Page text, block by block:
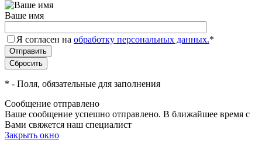
Ваше имя
Я согласен на обработку персональных данных.*
* - Поля, обязательные для заполнения
Сообщение отправлено
Ваше сообщение успешно отправлено. В ближайшее время с
Вами свяжется наш специалист
Закрыть окно